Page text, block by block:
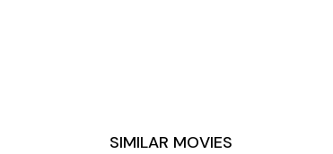
SIMILAR MOVIES